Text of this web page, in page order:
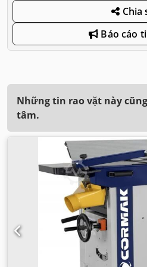
Chia
Báo cáo
Những tin rao vặt này
tâm.